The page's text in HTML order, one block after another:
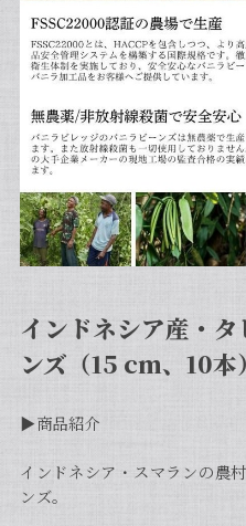
インドネシア産・
ンズ（15 cm、10本）
▶︎商品紹介
インドネシア・スマランの農
ンズ。